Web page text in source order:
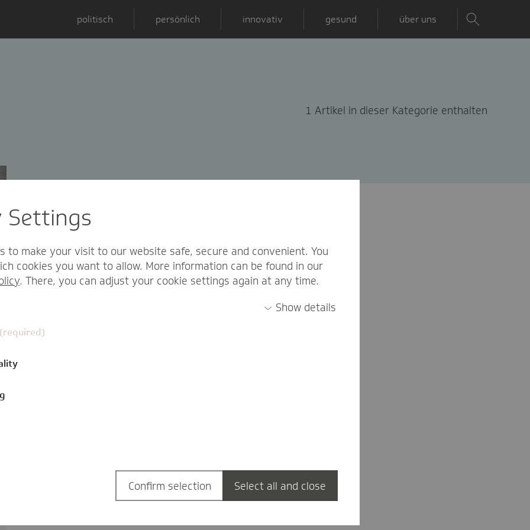
politisch persönlich innovativ gesund über uns
1 Artikel in dieser Kategorie enthalten
Settings
to make your visit to our website safe, secure and convenient. You
cookies you want to allow. More information can be found in our
. There, you can adjust your cookie settings again at any time.
Show details
Confirm selection Select all and close